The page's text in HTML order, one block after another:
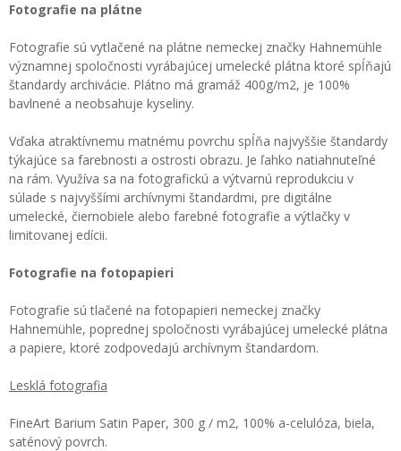
Fotografie na plátne
Fotografie sú vytlačené na plátne nemeckej značky Hahnemühle
významnej spoločnosti vyrábajúcej umelecké plátna ktoré spĺňajú
štandardy archivácie. Plátno má gramáž 400g/m2, je 100%
bavlnené a neobsahuje kyseliny.
Vďaka atraktívnemu matnému povrchu spĺňa najvyššie štandardy
týkajúce sa farebnosti a ostrosti obrazu. Je ľahko natiahnuteľné
na rám. Využíva sa na fotografickú a výtvarnú reprodukciu v
súlade s najvyššími archívnymi štandardmi, pre digitálne
umelecké, čiernobiele alebo farebné fotografie a výtlačky v
limitovanej edícii.
Fotografie na fotopapieri
Fotografie sú tlačené na fotopapieri nemeckej značky
Hahnemühle, poprednej spoločnosti vyrábajúcej umelecké plátna
a papiere, ktoré zodpovedajú archívnym štandardom.
Lesklá fotografia
FineArt Barium Satin Paper, 300 g / m2, 100% a-celulóza, biela,
saténový povrch.